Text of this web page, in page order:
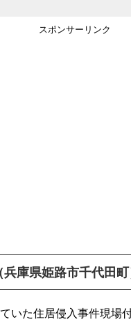
スポンサーリンク
庫県姫路市千代田
いた住居侵入事件現場